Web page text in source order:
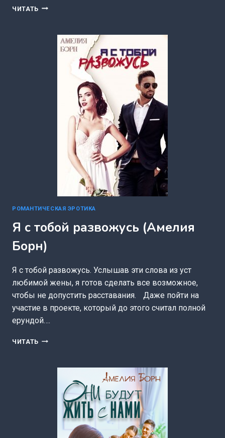
ЧИТАТЬ ВСТРЕТИМСЯ
(АМЕЛИЯ
БОРН)
РОМАНТИЧЕСКАЯ ЭРОТИКА
Я с тобой развожусь (Амелия
Борн)
Я с тобой развожусь. Услышав эти слова из уст
любимой жены, я готов сделать все возможное,
чтобы не допустить расставания. Даже пойти на
участие в проекте, который до этого считал полной
ерундой….
ЧИТАТЬ Я
РАЗВОЖУСЬ